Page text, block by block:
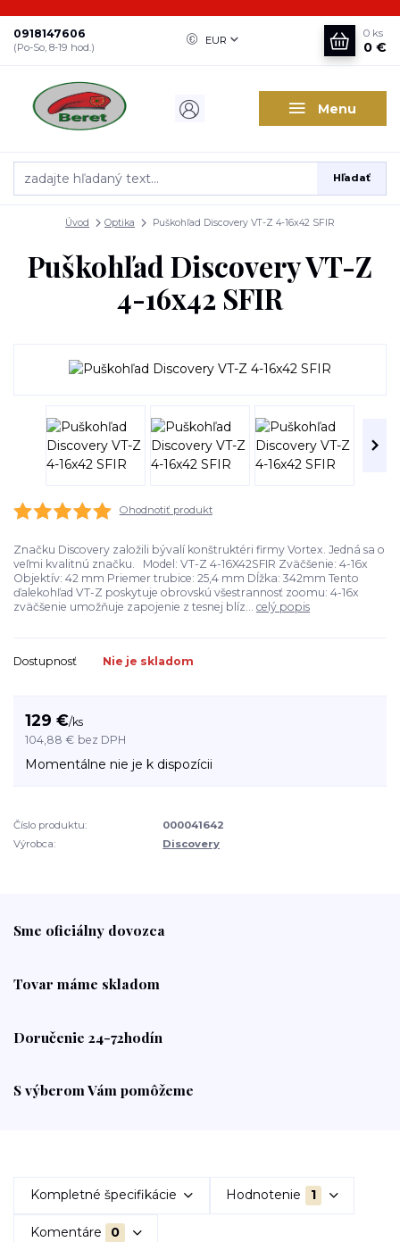
Menu
EUR
Hľadať
0918147606
(Po-So, 8-19 hod.)
0 ks
0 €
Úvod Optika Puškohľad Discovery VT-Z 4-16x42 SFIR
Puškohľad Discovery VT-Z
4-16x42 SFIR
Ohodnotiť produkt
Značku Discovery založili bývalí konštruktéri firmy Vortex. Jedná sa o
veľmi kvalitnú značku. Model: VT-Z 4-16X42SFIR Zväčšenie: 4-16x
Objektív: 42 mm Priemer trubice: 25,4 mm Dĺžka: 342mm Tento
ďalekohľad VT-Z poskytuje obrovskú všestrannosť zoomu: 4-16x
zväčšenie umožňuje zapojenie z tesnej blíz... celý popis
Dostupnosť Nie je skladom
129 €/ks
104,88 € bez DPH
Momentálne nie je k dispozícii
Číslo produktu:
000041642
Výrobca:
Discovery
Sme oficiálny dovozca
Tovar máme skladom
Doručenie 24-72hodín
S výberom Vám pomôžeme
Kompletné špecifikácie Hodnotenie 1
Komentáre 0